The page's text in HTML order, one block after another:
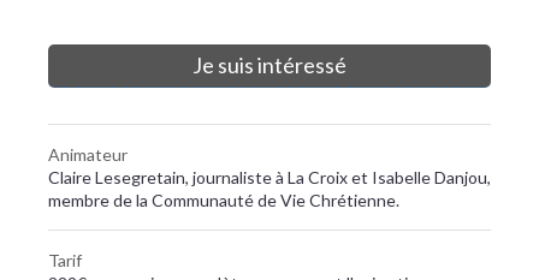
Je suis intéressé
Animateur
Claire Lesegretain, journaliste à La Croix et Isabelle Danjou,
membre de la Communauté de Vie Chrétienne.
Tarif